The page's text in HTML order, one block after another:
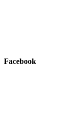
Facebook